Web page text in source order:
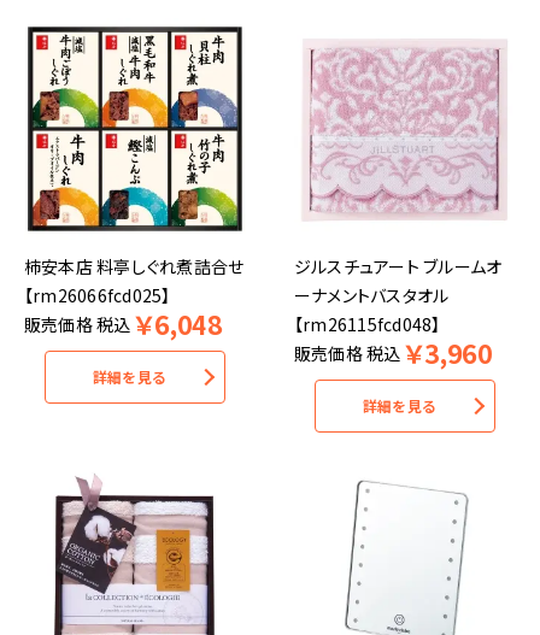
柿安本店 料亭しぐれ煮詰合せ
【rm26066fcd025】
販売価格税込 ￥6,048
詳細を見る
ジルスチュアート ブルームオ
ーナメントバスタオル
【rm26115fcd048】
販売価格税込 ￥3,960
詳細を見る